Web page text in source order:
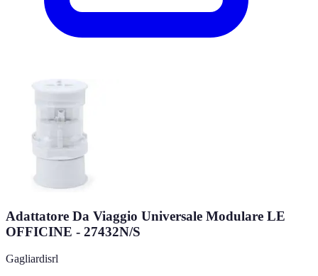
Adattatore Da Viaggio Universale Modulare LE
OFFICINE - 27432N/S
Gagliardisrl